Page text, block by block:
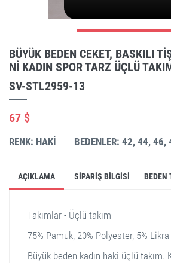
BÜYÜK BEDEN CEKET, BASKILI
NI KADIN SPOR TARZ ÜÇLÜ
SV-STL2959-13
67 $
RENK: HAKI BEDENLER: 42, 44, 46,
AÇIKLAMA SIPARIŞ BILGISI BEDEN
Takımlar - Üçlü takım
75% Pamuk, 20% Polyester, 5% Likra
Büyük beden kadın haki üçlü takım.